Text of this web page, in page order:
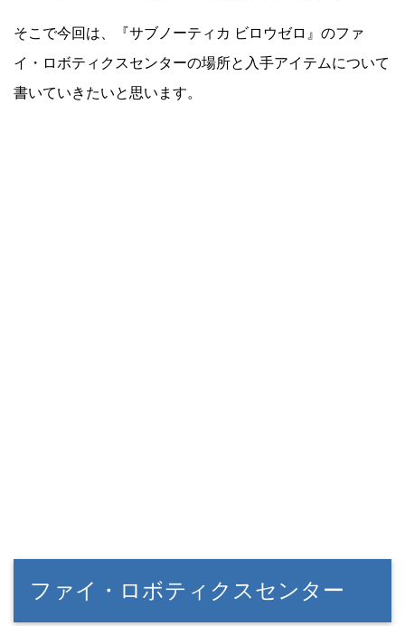
そこで今回は、『サブノーティカ ビロウゼロ』のファ
イ・ロボティクスセンターの場所と入手アイテムについて
書いていきたいと思います。
ファイ・ロボティクスセンター